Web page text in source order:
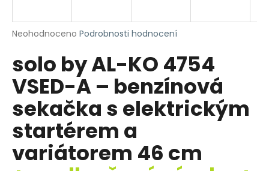
Průměrné
produktu
je
0,0
z
5
hvězdiček.
Neohodnoceno Podrobnosti hodnocení
solo by AL-KO 4754
VSED-A – benzínová
sekačka s elektrickým
startérem a
variátorem 46 cm
j
t
?
HLEDAT